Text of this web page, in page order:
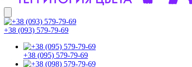
+38 (093) 579-79-69
+38 (095) 579-79-69